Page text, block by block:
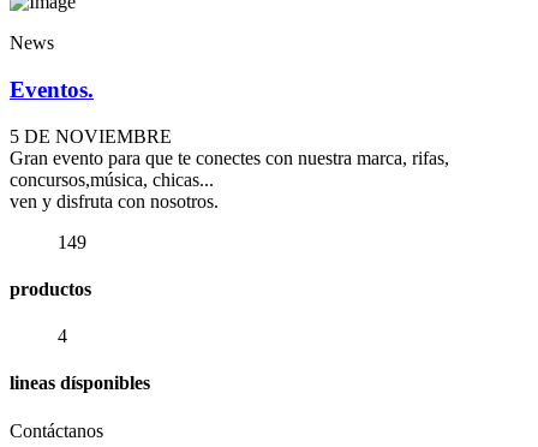
News
Eventos.
5 DE NOVIEMBRE
Gran evento para que te conectes con nuestra marca, rifas,
concursos,música, chicas...
ven y disfruta con nosotros.
149
productos
4
lineas dísponibles
Contáctanos